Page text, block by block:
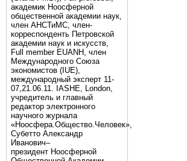
академик Ноосферной
общественной академии наук,
член АНСТиМС, член-
корреспонденть Петровской
академии наук и искусств,
Full member EUANH, член
Международного Союза
экономистов (IUE),
международный эксперт 11-
07,21.06.11. IASHE, London,
учредитель и главный
редактор электронного
научного журнала
«Ноосфера.Общество.Человек»,
Субетто Александр
Иванович–
президент Ноосферной